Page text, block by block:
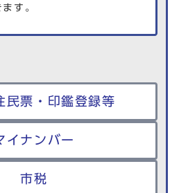
す。
民票・印鑑登録等
イナンバー
市税